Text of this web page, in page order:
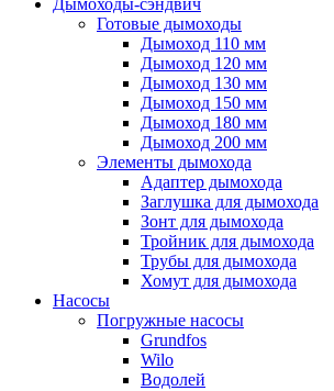
Дымоходы-сэндвич
Готовые дымоходы
Дымоход 110 мм
Дымоход 120 мм
Дымоход 130 мм
Дымоход 150 мм
Дымоход 180 мм
Дымоход 200 мм
Элементы дымохода
Адаптер дымохода
Заглушка для дымохода
Зонт для дымохода
Тройник для дымохода
Трубы для дымохода
Хомут для дымохода
Насосы
Погружные насосы
Grundfos
Wilo
Водолей